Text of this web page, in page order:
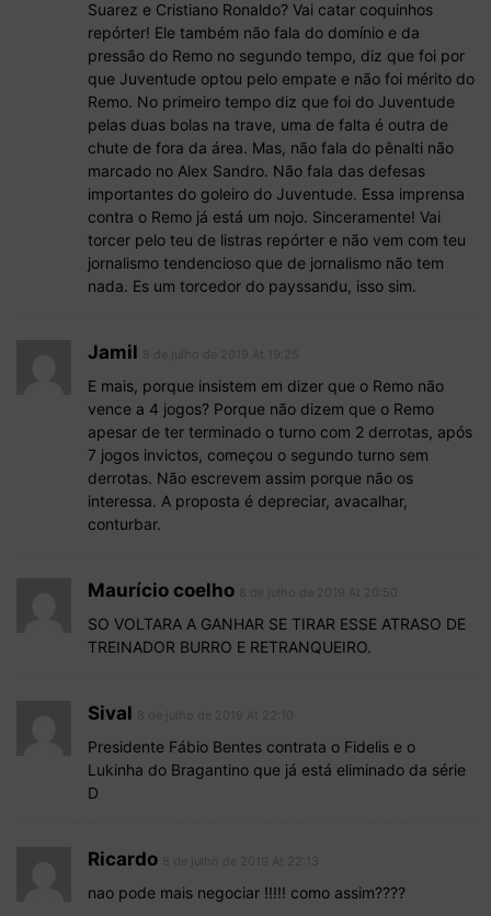
Suarez e Cristiano Ronaldo? Vai catar coquinhos
repórter! Ele também não fala do domínio e da
pressão do Remo no segundo tempo, diz que foi por
que Juventude optou pelo empate e não foi mérito do
Remo. No primeiro tempo diz que foi do Juventude
pelas duas bolas na trave, uma de falta é outra de
chute de fora da área. Mas, não fala do pênalti não
marcado no Alex Sandro. Não fala das defesas
importantes do goleiro do Juventude. Essa imprensa
contra o Remo já está um nojo. Sinceramente! Vai
torcer pelo teu de listras repórter e não vem com teu
jornalismo tendencioso que de jornalismo não tem
nada. Es um torcedor do payssandu, isso sim.
Jamil
E mais, porque insistem em dizer que o Remo não
vence a 4 jogos? Porque não dizem que o Remo
apesar de ter terminado o turno com 2 derrotas, após
7 jogos invictos, começou o segundo turno sem
derrotas. Não escrevem assim porque não os
interessa. A proposta é depreciar, avacalhar,
conturbar.
Maurício coelho
SO VOLTARA A GANHAR SE TIRAR ESSE ATRASO DE
TREINADOR BURRO E RETRANQUEIRO.
Sival
Presidente Fábio Bentes contrata o Fidelis e o
Lukinha do Bragantino que já está eliminado da série
D
Ricardo
nao pode mais negociar !!!!! como assim????